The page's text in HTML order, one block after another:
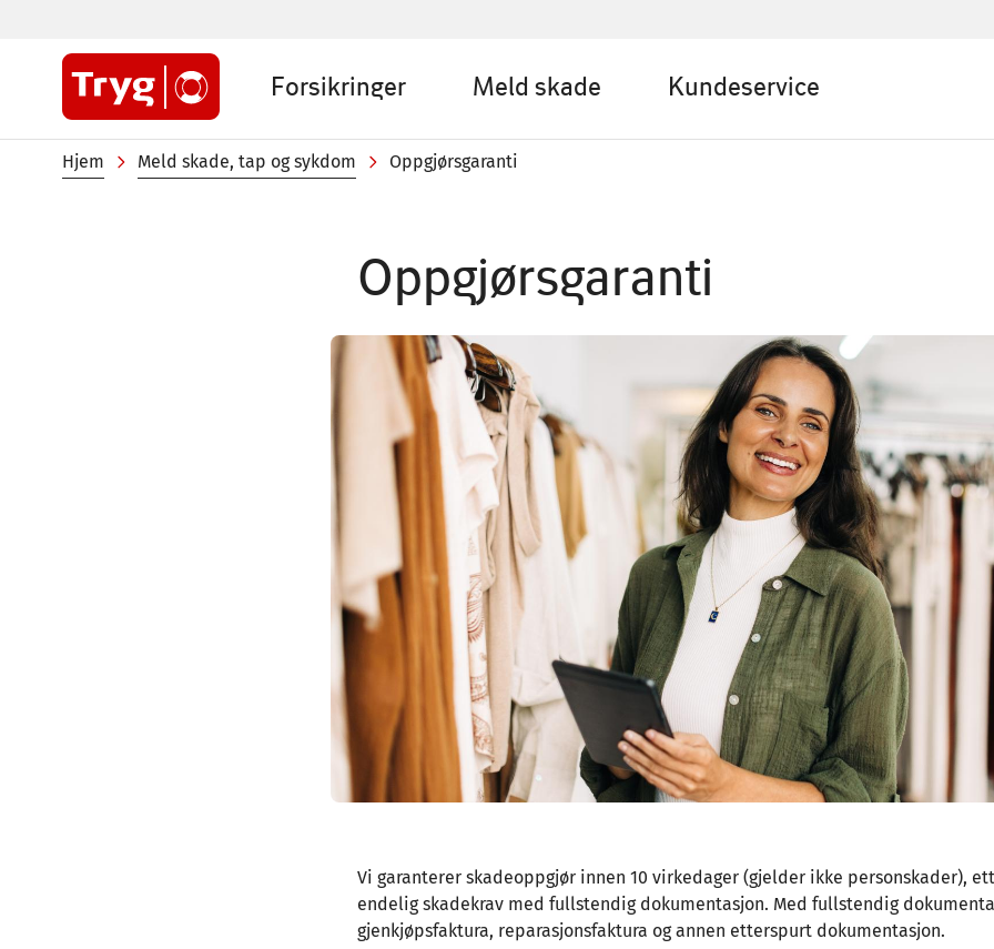
hovedinnhold
Sub
Private
Forsikringer Meld skade Kundeservice
Navigasjonssti
Hjem Meld skade, tap og sykdom Oppgjørsgaranti
Image
Oppgjørsgaranti
Vi garanterer skadeoppgjør innen 10 virkedager (gjelder ikke personskader),
endelig skadekrav med fullstendig dokumentasjon. Med fullstendig
gjenkjøpsfaktura, reparasjonsfaktura og annen etterspurt dokumentasjon.